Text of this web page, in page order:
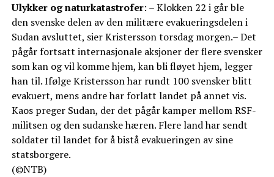
Ulykker og naturkatastrofer: – Klokken 22 i går ble
den svenske delen av den militære evakueringsdelen i
Sudan avsluttet, sier Kristersson torsdag morgen.– Det
pågår fortsatt internasjonale aksjoner der flere svensker
som kan og vil komme hjem, kan bli fløyet hjem, legger
han til. Ifølge Kristersson har rundt 100 svensker blitt
evakuert, mens andre har forlatt landet på annet vis.
Kaos preger Sudan, der det pågår kamper mellom RSF-
militsen og den sudanske hæren. Flere land har sendt
soldater til landet for å bistå evakueringen av sine
statsborgere.
(©NTB)